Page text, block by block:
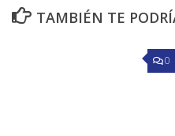
TAMBIÉN TE
0